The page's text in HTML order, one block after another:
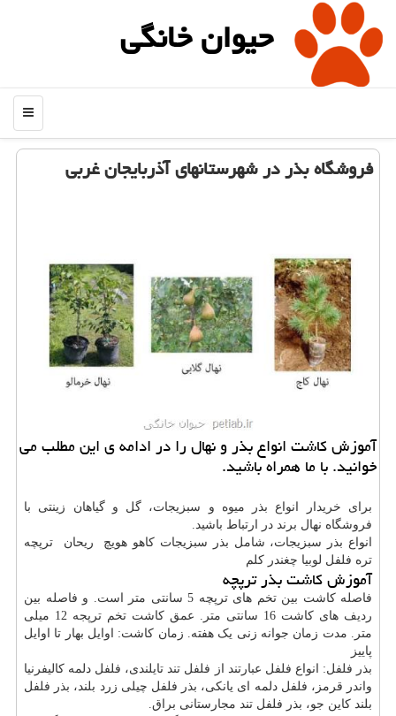
حیوان خانگی
منو
فروشگاه بذر در شهرستانهای آذربایجان غربی
آموزش كاشت انواع بذر و نهال را در ادامه ی این مطلب می
خوانید. با ما همراه باشید.
برای خریدار انواع بذر میوه و سبزیجات، گل و گیاهان زینتی با
فروشگاه نهال برند در ارتباط باشید.
انواع بذر سبزیجات، شامل بذر سبزیجات کاهو هویچ ریحان ترپچه
تره فلفل لوبیا چغندر کلم
آموزش کاشت بذر ترپچه
فاصله کاشت بین تخم های ترپچه 5 سانتی متر است. و فاصله بین
ردیف های کاشت 16 سانتی متر. عمق کاشت تخم ترپجه 12 میلی
متر. مدت زمان جوانه زنی یک هفته. زمان کاشت: اوایل بهار تا اوایل
پاییز
بذر فلفل: انواع فلفل عبارتند از فلفل تند تایلندی، فلفل دلمه کالیفرنیا
واندر قرمز، فلفل دلمه ای یانکی، بذر فلفل چیلی زرد بلند، بذر فلفل
بلند کاین جو، بذر فلفل تند مجارستانی براق.